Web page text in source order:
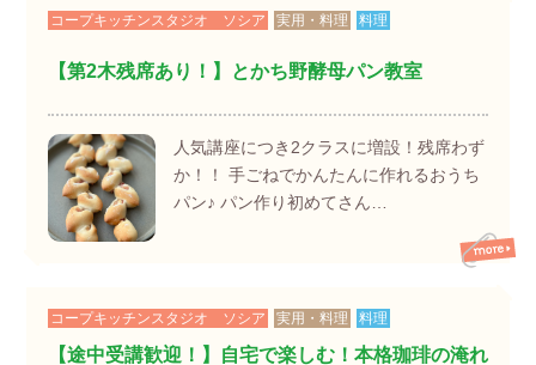
コープキッチンスタジオ ソシア 実用・料理 料理
【第2木残席あり！】とかち野酵母パン教室
人気講座につき2クラスに増設！残席わず
か！！ 手ごねでかんたんに作れるおうち
パン♪ パン作り初めてさん…
コープキッチンスタジオ ソシア 実用・料理 料理
【途中受講歓迎！】自宅で楽しむ！本格珈琲の淹れ